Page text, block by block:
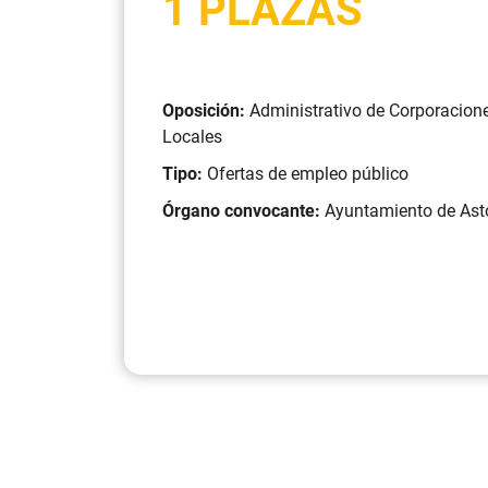
1 PLAZAS
Oposición: Administrativo de
Locales
Tipo: Ofertas de empleo público
Órgano convocante: Ayuntamiento de